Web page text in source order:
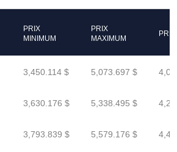
PRIX
MINIMUM
PRIX
MAXIMUM
3,450.114 $ 5,073.697 $
3,630.176 $ 5,338.495 $
3,793.839 $ 5,579.176 $